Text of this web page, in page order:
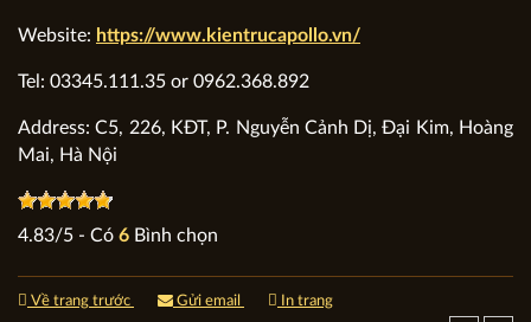
Website: https://www.kientrucapollo.vn/
Tel: 03345.111.35 or 0962.368.892
Address: C5, 226, KĐT, P. Nguyễn Cảnh Dị, Đại Kim, Hoàng
Mai, Hà Nội
4.83/5 - Có 6 Bình chọn
Về trang trước Gửi email In trang